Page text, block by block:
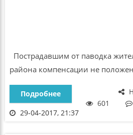
Пострадавшим от паводка
района компенсации не
Подробнее
601
29-04-2017, 21:37